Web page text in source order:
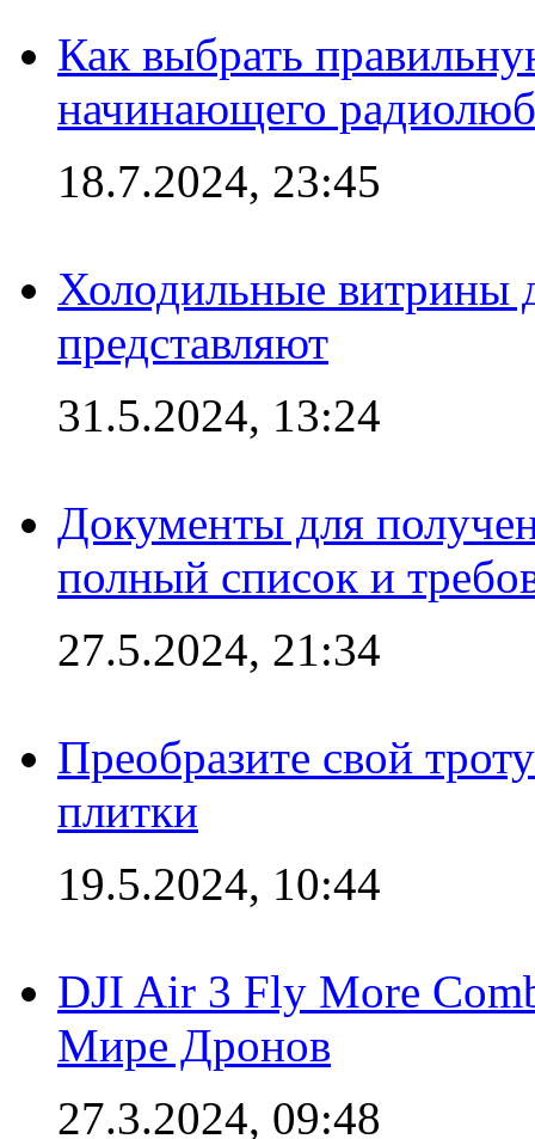
Как выбрать
начинающего
18.7.2024, 23:45
Холодильные витрины
представляют
31.5.2024, 13:24
Документы для
полный список и
27.5.2024, 21:34
Преобразите свой
плитки
19.5.2024, 10:44
DJI Air 3 Fly More
Мире Дронов
27.3.2024, 09:48